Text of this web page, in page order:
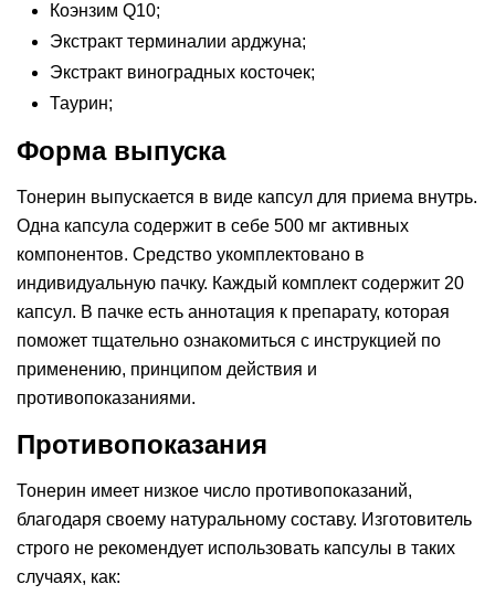
Коэнзим Q10;
Экстракт терминалии арджуна;
Экстракт виноградных косточек;
Таурин;
Форма выпуска
Тонерин выпускается в виде капсул для приема внутрь.
Одна капсула содержит в себе 500 мг активных
компонентов. Средство укомплектовано в
индивидуальную пачку. Каждый комплект содержит 20
капсул. В пачке есть аннотация к препарату, которая
поможет тщательно ознакомиться с инструкцией по
применению, принципом действия и
противопоказаниями.
Противопоказания
Тонерин имеет низкое число противопоказаний,
благодаря своему натуральному составу. Изготовитель
строго не рекомендует использовать капсулы в таких
случаях, как: